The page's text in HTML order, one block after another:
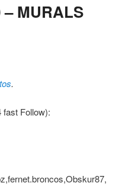
– MURALS
.
fast Follow):